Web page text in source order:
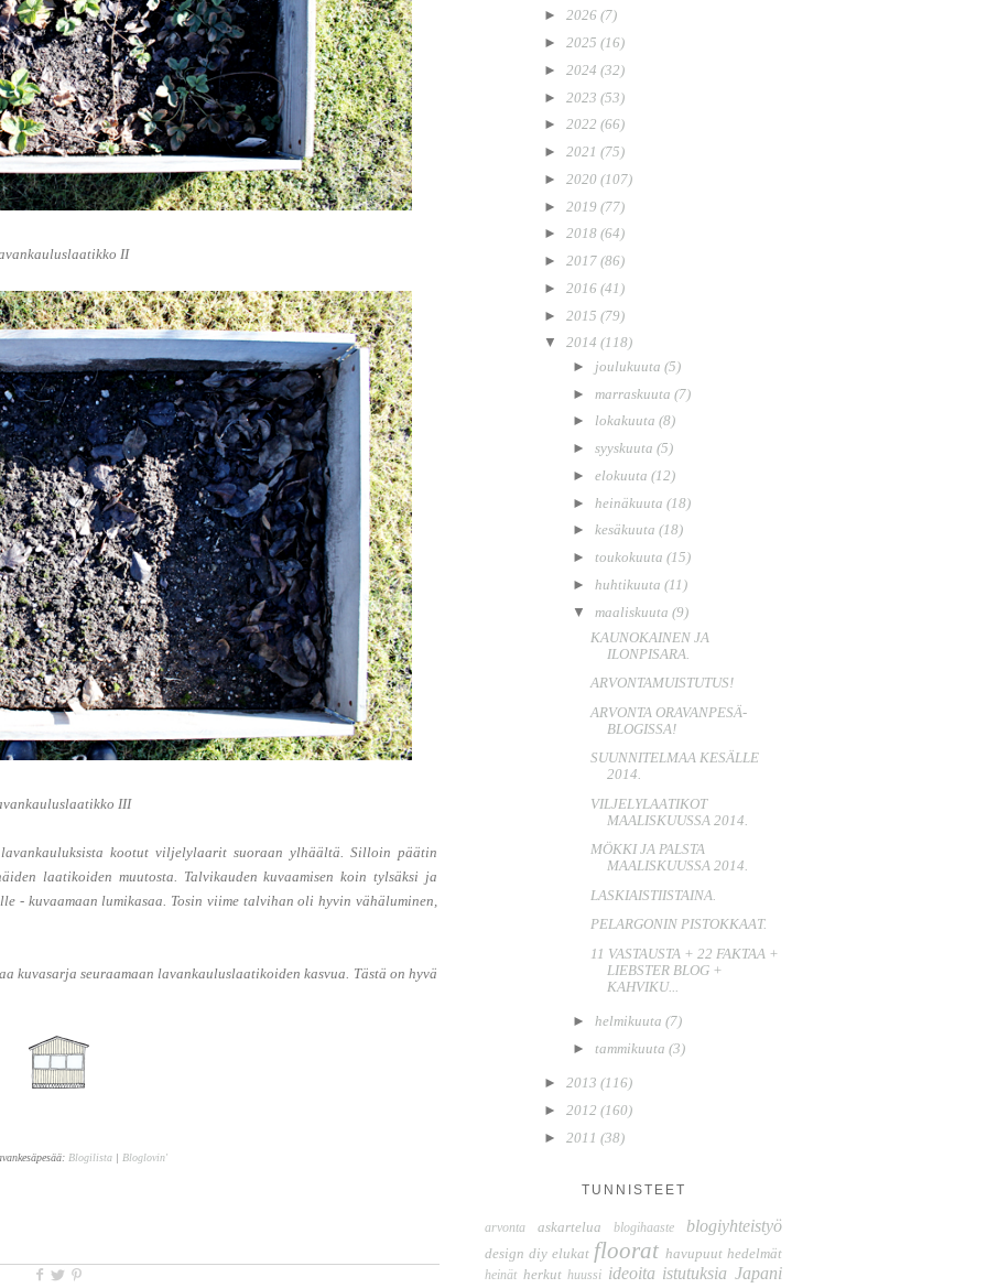
II
III
kootut viljelylaarit suoraan ylhäältä. Silloin päätin
laatikoiden muutosta. Talvikauden kuvaamisen koin tylsäksi ja
- kuvaamaan lumikasaa. Tosin viime talvihan oli hyvin vähäluminen,
kuvasarja seuraamaan lavankauluslaatikoiden kasvua. Tästä on hyvä
Blogilista | Bloglovin'
►2026(7)
►2025(16)
► 2024(32)
► 2023(53)
►2022(66)
►2021(75)
► 2020(107)
► 2019(77)
►2018(64)
►2017(86)
► 2016(41)
► 2015(79)
▼
2014(118)
► joulukuuta (5)
► marraskuuta (7)
► lokakuuta (8)
► syyskuuta (5)
► elokuuta (12)
► heinäkuuta (18)
► kesäkuuta (18)
► toukokuuta (15)
► huhtikuuta (11)
▼
maaliskuuta (9)
KAUNOKAINEN JA
ILONPISARA.
ARVONTAMUISTUTUS!
ARVONTA ORAVANPESÄ-
BLOGISSA!
SUUNNITELMAA KESÄLLE
2014.
VILJELYLAATIKOT
MAALISKUUSSA 2014.
MÖKKI JA PALSTA
MAALISKUUSSA 2014.
LASKIAISTIISTAINA.
PELARGONIN PISTOKKAAT.
11 VASTAUSTA + 22 FAKTAA +
LIEBSTER BLOG +
KAHVIKU...
► helmikuuta (7)
► tammikuuta (3)
►2013(116)
► 2012(160)
► 2011(38)
TUNNISTEET
arvonta askartelua blogihaaste blogiyhteistyö
design diy elukat floorat havupuut hedelmät
heinät herkut huussi ideoita istutuksia Japani